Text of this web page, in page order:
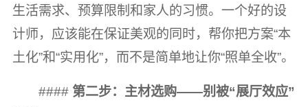
生活需求、预算限制和家人的习惯。一个好的设
计师，应该能在保证美观的同时，帮你把方案“本
土化”和“实用化”，而不是简单地让你“照单全收”。
#### 第二步：主材选购——别被“展厅效应”